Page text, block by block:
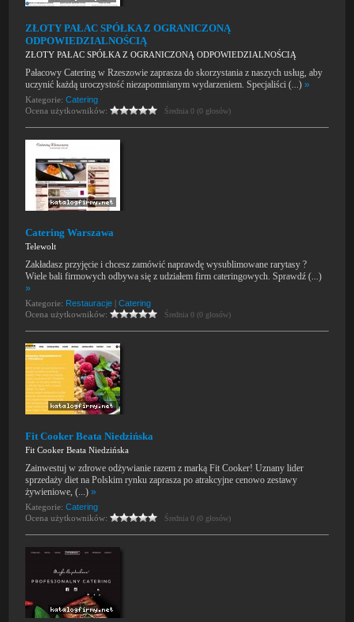
ZŁOTY PAŁAC SPÓŁKA Z OGRANICZONĄ
ODPOWIEDZIALNOŚCIĄ
ZŁOTY PAŁAC SPÓŁKA Z OGRANICZONĄ ODPOWIEDZIALNOŚCIĄ
Pałacowy Catering w Rzeszowie zaprasza do skorzystania z naszych usług, aby
uczynić każdą uroczystość niezapomnianym wydarzeniem. Specjaliści (...)»
Kategorie:Catering
Ocena użytkowników:
Średnia 0 (0 głosów)
Catering Warszawa
Telewolt
Zakładasz przyjęcie i chcesz zamówić naprawdę wysublimowane rarytasy ?
Wiele bali firmowych odbywa się z udziałem firm cateringowych. Sprawdź (...)
»
Kategorie: Restauracje |Catering
Ocena użytkowników:
Średnia 0 (0 głosów)
Fit Cooker Beata Niedzińska
Fit Cooker Beata Niedzińska
Zainwestuj w zdrowe odżywianie razem z marką Fit Cooker! Uznany lider
sprzedaży diet na Polskim rynku zaprasza po atrakcyjne cenowo zestawy
żywieniowe, (...)»
Kategorie:Catering
Ocena użytkowników:
Średnia 0 (0 głosów)